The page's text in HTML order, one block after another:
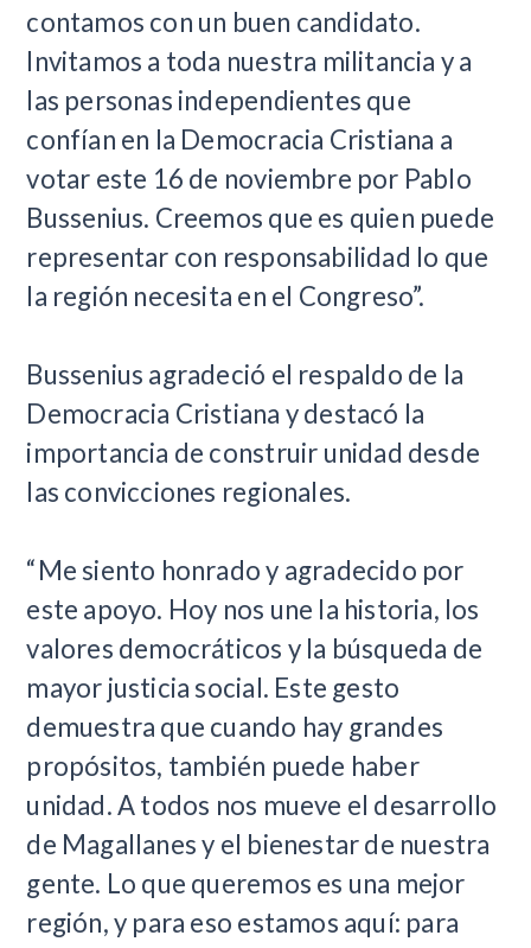
contamos con un buen candidato.
Invitamos a toda nuestra militancia y a
las personas independientes que
confían en la Democracia Cristiana a
votar este 16 de noviembre por Pablo
Bussenius. Creemos que es quien puede
representar con responsabilidad lo que
la región necesita en el Congreso”.
Bussenius agradeció el respaldo de la
Democracia Cristiana y destacó la
importancia de construir unidad desde
las convicciones regionales.
“Me siento honrado y agradecido por
este apoyo. Hoy nos une la historia, los
valores democráticos y la búsqueda de
mayor justicia social. Este gesto
demuestra que cuando hay grandes
propósitos, también puede haber
unidad. A todos nos mueve el desarrollo
de Magallanes y el bienestar de nuestra
gente. Lo que queremos es una mejor
región, y para eso estamos aquí: para